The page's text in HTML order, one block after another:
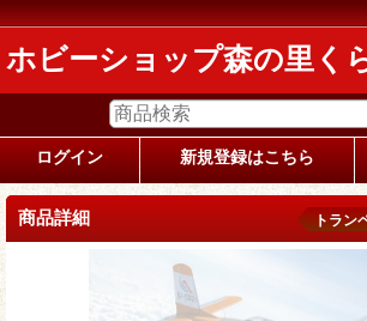
ホビーショップ森の里く
ログイン 新規登録はこちら
商品詳細 トラン